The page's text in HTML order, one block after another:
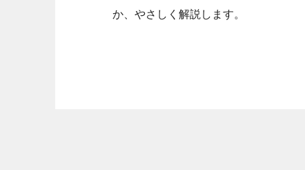
か、やさしく解説します。